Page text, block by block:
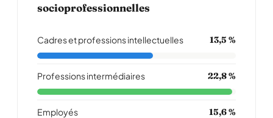
socioprofessionnelles
Cadres et professions intellectuelles 13,5 %
Professions intermédiaires 22,8 %
Employés 15,6 %